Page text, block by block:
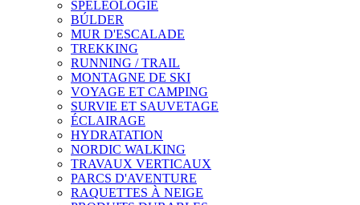
SPÉLÉOLOGIE
BÚLDER
MUR D'ESCALADE
TREKKING
RUNNING / TRAIL
MONTAGNE DE SKI
VOYAGE ET CAMPING
SURVIE ET ​​SAUVETAGE
ÉCLAIRAGE
HYDRATATION
NORDIC WALKING
TRAVAUX VERTICAUX
PARCS D'AVENTURE
RAQUETTES À NEIGE